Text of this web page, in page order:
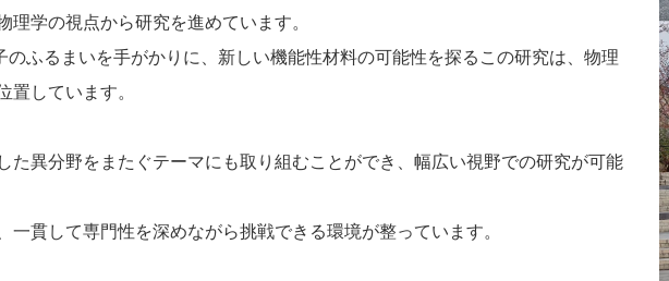
理学の視点から研究を進めています。
のふるまいを手がかりに、新しい機能性材料の可能性を探るこの研究は、物理
置しています。
た異分野をまたぐテーマにも取り組むことができ、幅広い視野での研究が可能
一貫して専門性を深めながら挑戦できる環境が整っています。